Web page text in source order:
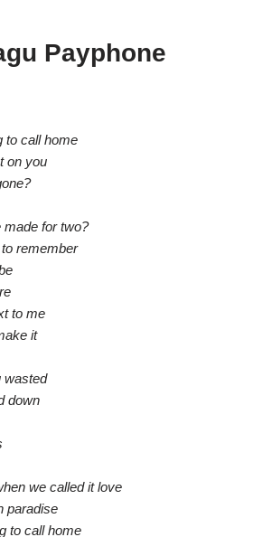
Payphone
to call home
on you
made for two?
to remember
to me
it
wasted
down
we called it love
paradise
to call home